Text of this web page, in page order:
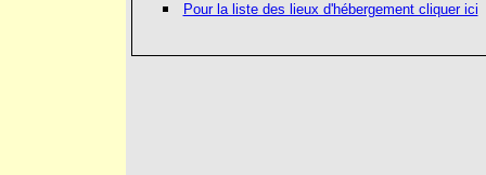
Pour la liste des lieux d'hébergement cliquer ici